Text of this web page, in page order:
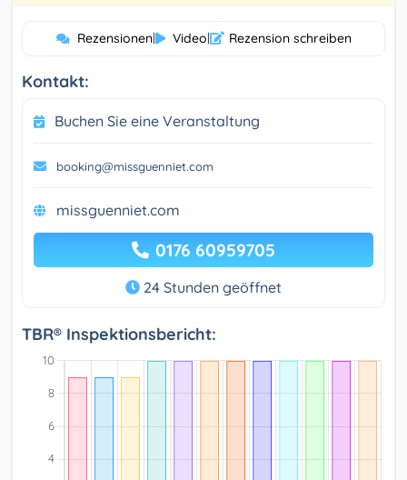
Rezensionen| Video| Rezension schreiben
Kontakt:
Buchen Sie eine Veranstaltung
booking@missguenniet.com
missguenniet.com
0176 60959705
24 Stunden geöffnet
TBR® Inspektionsbericht: